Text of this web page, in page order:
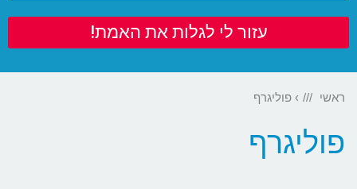
עזור לי לגלות את האמת!
ראשי › פוליגרף
פוליגרף